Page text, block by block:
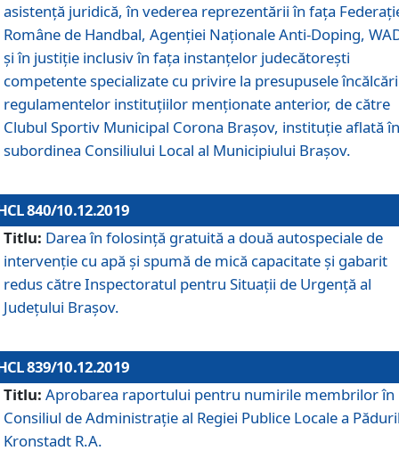
asistență juridică, în vederea reprezentării în fața
Române de Handbal, Agenției Naționale Anti-Doping,
și în justiție inclusiv în fața instanțelor judecătorești
competente specializate cu privire la presupusele
regulamentelor instituțiilor menționate anterior, de către
Clubul Sportiv Municipal Corona Braşov, instituție aflată în
subordinea Consiliului Local al Municipiului Brașov.
840/10.12.2019
Titlu: Darea în folosință gratuită a două autospeciale de
intervenție cu apă și spumă de mică capacitate și gabarit
redus către Inspectoratul pentru Situaţii de Urgenţă al
Judeţului Brașov.
839/10.12.2019
Titlu: Aprobarea raportului pentru numirile membrilor în
Consiliul de Administraţie al Regiei Publice Locale a
Kronstadt R.A.